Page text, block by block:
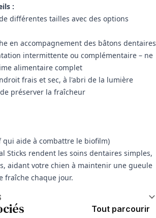
:
différentes tailles avec des options
en accompagnement des bâtons dentaires
intermittente ou complémentaire – ne
alimentaire complet
frais et sec, à l'abri de la lumière
préserver la fraîcheur
qui aide à combattre le biofilm)
Sticks rendent les soins dentaires simples,
aidant votre chien à maintenir une gueule
fraîche chaque jour.
Tout parcourir